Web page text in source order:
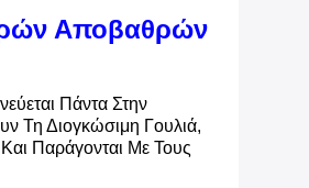
Αποβαθρών
Πάντα Στην
Τη Διογκώσιμη Γουλιά,
Παράγονται Με Τους